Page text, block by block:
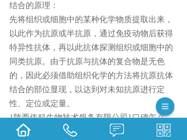
结合的原理：
先将组织或细胞中的某种化学物质提取出来，
以此作为抗原或半抗原，通过免疫动物后获得
特异性抗体，再以此抗体探测组织或细胞中的
同类抗原。由于抗原与抗体的复合物是无色
的，因此必须借助组织化学的方法将抗原抗体
结合的部位显现，以达到对未知抗原进行定
性、定位或定量。
{陕西依科生物技术服务有限公司}口碑怎么
样？{黑龙江全景数字扫描}哪里好？{黑龙江荧